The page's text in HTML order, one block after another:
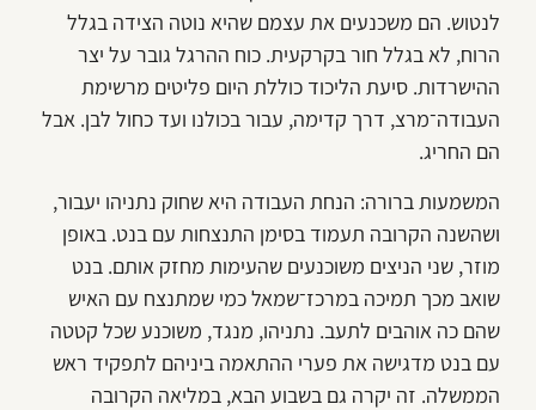
לנטוש. הם משכנעים את עצמם שהיא נוטה הצידה בגלל
הרוח, לא בגלל חור בקרקעית. כוח ההרגל גובר על יצר
ההישרדות. סיעת הליכוד כוללת היום פליטים מרשימת
העבודה־מרצ, דרך קדימה, עבור בכולנו ועד כחול לבן. אבל
הם החריג.
המשמעות ברורה: הנחת העבודה היא שחוק נתניהו יעבור,
ושהשנה הקרובה תעמוד בסימן התנצחות עם בנט. באופן
מוזר, שני הניצים משוכנעים שהעימות מחזק אותם. בנט
שואב מכך תמיכה במרכז־שמאל כמי שמתנצח עם האיש
שהם כה אוהבים לתעב. נתניהו, מנגד, משוכנע שכל קטטה
עם בנט מדגישה את פערי ההתאמה ביניהם לתפקיד ראש
הממשלה. זה יקרה גם בשבוע הבא, במליאה הקרובה